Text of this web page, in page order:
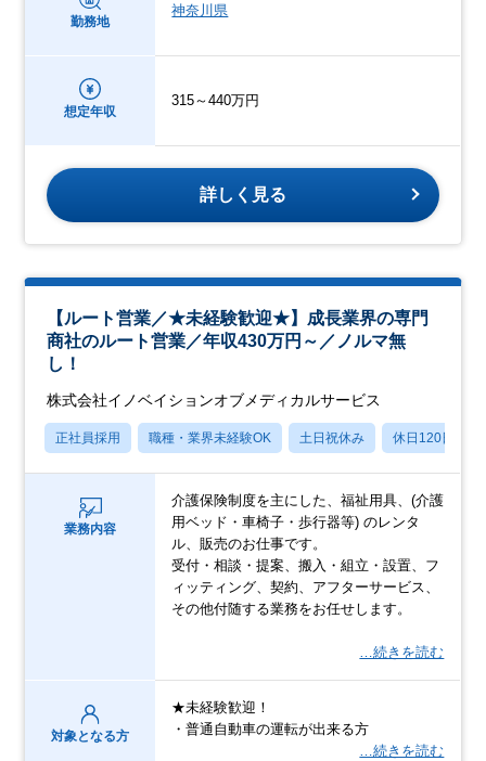
勤務地
神奈川県
想定年収
315～440万円
詳しく見る
【ルート営業／★未経験歓迎★】成長業界の専門
商社のルート営業／年収430万円～／ノルマ無
し！
株式会社イノベイションオブメディカルサービス
正社員採用 職種・業界未経験OK 土日祝休み 休日120日以上
業務内容
介護保険制度を主にした、福祉用具、(介護
用ベッド・車椅子・歩行器等) のレンタ
ル、販売のお仕事です。
受付・相談・提案、搬入・組立・設置、フ
ィッティング、契約、アフターサービス、
その他付随する業務をお任せします。
…続きを読む
対象となる方
★未経験歓迎！
・普通自動車の運転が出来る方
…続きを読む